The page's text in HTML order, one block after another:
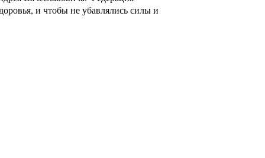
и чтобы не убавлялись силы и